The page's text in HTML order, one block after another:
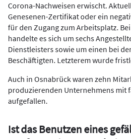
Corona-Nachweisen erwischt.
Genesenen-Zertifikat oder ein
für den Zugang zum Arbeitsplatz.
handelte es sich um sechs
Dienstleisters sowie um einen bei
Beschäftigten. Letzterem wurde
Auch in Osnabrück waren zehn
produzierenden Unternehmens mit
aufgefallen.
Ist das Benutzen eines